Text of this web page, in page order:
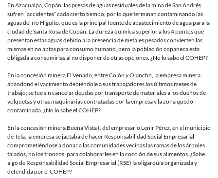
En Azacualpa, Copán, las presas de aguas residuales de la mina de San Andrés
sufren “accidentes” cada cierto tiempo, por lo que terminan contaminando las
aguas del río Higuito, que es la principal fuente de abastecimiento de agua para la
ciudad de Santa Rosa de Copán. La dureza química superior a los 4 puntos que
presentan estas aguas debido a la presencia de metales pesados convierten las
mismas en no aptas para consumo humano, pero la población copaneca esta
obligada a consumirlas al no disponer de otras opciones. ¿No lo sabe el COHEP?
En la concesión minera El Venado, entre Colón y Olancho, la empresa minera
abandonó el yacimiento debiéndole a sus trabajadores los últimos meses de
trabajo; se fue sin cancelar deudas por transporte de materiales a los dueños de
volquetas y otras maquinarias contratadas por la empresa y la zona quedó
contaminada. ¿No lo sabe el COHEP?
En la concesión minera Buena Vista I, del empresario Lenir Pérez, en el municipio
de Tela, la empresa se jactaba de hacer Responsabilidad Social Empresarial
comprometiéndose a donar a las comunidades vecinas las ramas de los árboles
talados, no los troncos, para colaborarles en la cocción de sus alimentos. ¿Sabe
algo de Responsabilidad Social Empresarial (RSE) la oligarquía organizada y
defendida por el COHEP?